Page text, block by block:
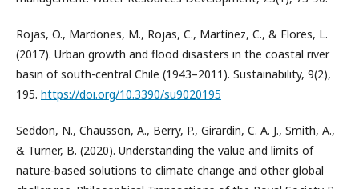
Rojas, O., Mardones, M., Rojas, C., Martínez, C., & Flores, L.
(2017). Urban growth and flood disasters in the coastal river
basin of south-central Chile (1943–2011). Sustainability, 9(2),
195. https://doi.org/10.3390/su9020195
Seddon, N., Chausson, A., Berry, P., Girardin, C. A. J., Smith, A.,
& Turner, B. (2020). Understanding the value and limits of
nature-based solutions to climate change and other global